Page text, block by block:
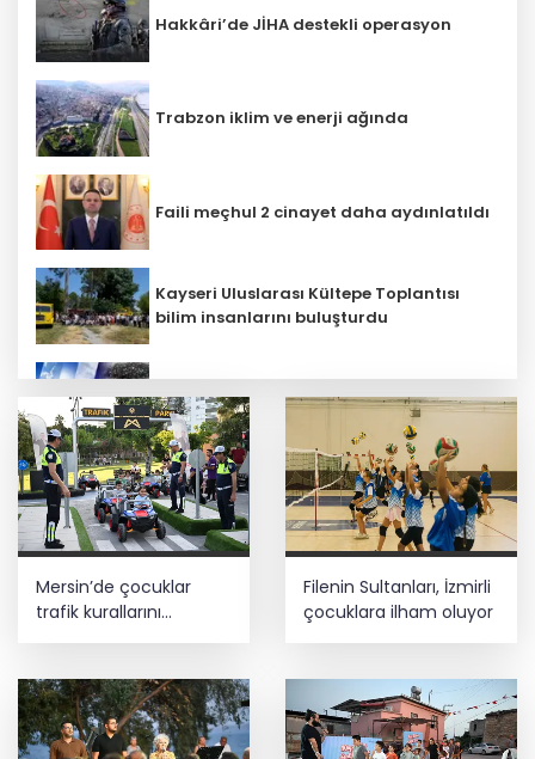
Hakkâri’de JİHA destekli operasyon
Trabzon iklim ve enerji ağında
Faili meçhul 2 cinayet daha aydınlatıldı
Kayseri Uluslarası Kültepe Toplantısı
bilim insanlarını buluşturdu
rüzgar alarmı!
İbrahim Burkay seçimlerde açık ara
önde! Dev lansmanda neler oldu?
CHP İstanbul’da yeni katılımlar... Gürsel
Tekin: Birlikte başaracağız
Bursa Keles'te Fetih coşkusu
Mersin’de çocuklar
trafik kurallarını
Filenin Sultanları, İzmirli
çocuklara ilham oluyor